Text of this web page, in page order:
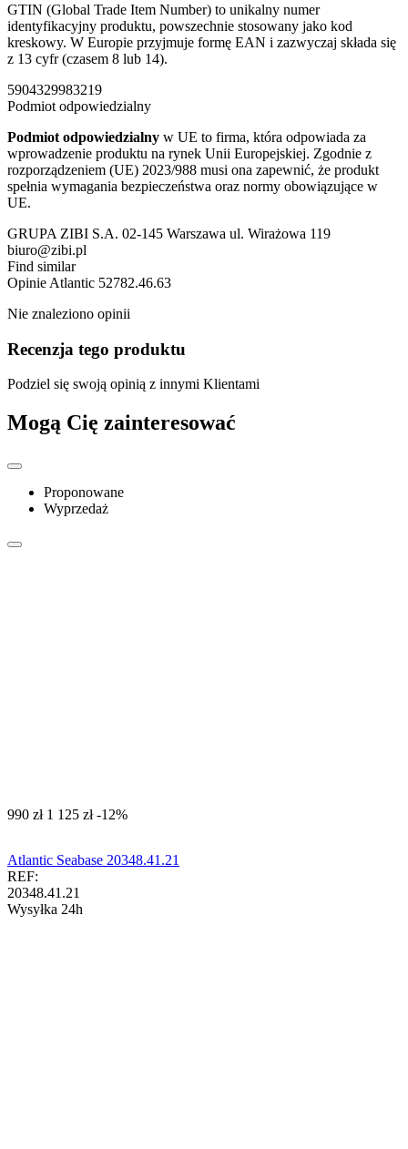
GTIN (Global Trade Item Number) to unikalny numer
identyfikacyjny produktu, powszechnie stosowany jako kod
kreskowy. W Europie przyjmuje formę EAN i zazwyczaj składa się
z 13 cyfr (czasem 8 lub 14).
5904329983219
Podmiot odpowiedzialny
Podmiot odpowiedzialny w UE to firma, która odpowiada za
wprowadzenie produktu na rynek Unii Europejskiej. Zgodnie z
rozporządzeniem (UE) 2023/988 musi ona zapewnić, że produkt
spełnia wymagania bezpieczeństwa oraz normy obowiązujące w
UE.
GRUPA ZIBI S.A. 02-145 Warszawa ul. Wirażowa 119
biuro@zibi.pl
Find similar
Opinie Atlantic 52782.46.63
Nie znaleziono opinii
Recenzja tego produktu
Podziel się swoją opinią z innymi Klientami
Mogą Cię zainteresować
Proponowane
Wyprzedaż
‍990‍ zł ‍1 125‍ zł -12%
Atlantic Seabase 20348.41.21
REF:
20348.41.21
Wysyłka 24h